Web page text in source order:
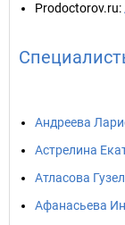
Prodoctorov.ru:
Андреева
Астрелина
Атласова
Афанасьева